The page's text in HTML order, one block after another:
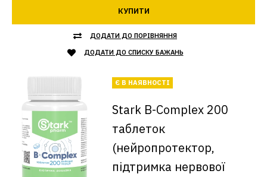
КУПИТИ
ДОДАТИ ДО ПОРІВНЯННЯ
ДОДАТИ ДО СПИСКУ БАЖАНЬ
Є В НАЯВНОСТІ
Stark B-Complex 200
таблеток
(нейропротектор,
підтримка нервової